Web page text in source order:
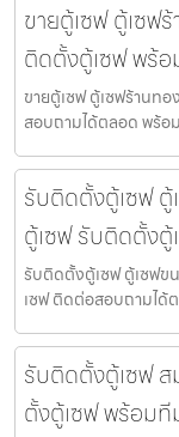
ขายตู้เซฟ ตู้เซฟ
ติดตั้งตู้เซฟ พร้
ขายตู้เซฟ ตู้เซฟร้านท
สอบถามได้ตลอด พร้อ
รับติดตั้งตู้เซฟ
ตู้เซฟ รับติดตั้ง
รับติดตั้งตู้เซฟ ตู้เซฟข
เซฟ ติดต่อสอบถามได้
รับติดตั้งตู้เซฟ
ตั้งตู้เซฟ พร้อม